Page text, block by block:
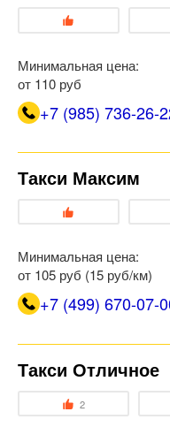
Минимальная цена:
от 110 руб
+7 (985) 736-26-
Такси Максим
Минимальная цена:
от 105 руб (15 руб/км)
+7 (499) 670-07-
Такси Отличное
2